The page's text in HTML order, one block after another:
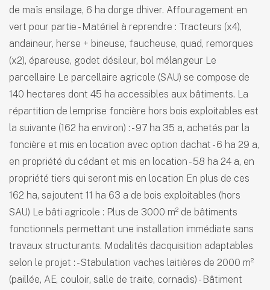
de maïs ensilage, 6 ha dorge dhiver. Affouragement en
vert pour partie - Matériel à reprendre : Tracteurs (x4),
andaineur, herse + bineuse, faucheuse, quad, remorques
(x2), épareuse, godet désileur, bol mélangeur Le
parcellaire Le parcellaire agricole (SAU) se compose de
140 hectares dont 45 ha accessibles aux bâtiments. La
répartition de lemprise foncière hors bois exploitables est
la suivante (162 ha environ) : - 97 ha 35 a, achetés par la
foncière et mis en location avec option dachat - 6 ha 29 a,
en propriété du cédant et mis en location - 58 ha 24 a, en
propriété tiers qui seront mis en location En plus de ces
162 ha, sajoutent 11 ha 63 a de bois exploitables (hors
SAU) Le bâti agricole : Plus de 3000 m² de bâtiments
fonctionnels permettant une installation immédiate sans
travaux structurants. Modalités dacquisition adaptables
selon le projet : - Stabulation vaches laitières de 2000 m²
(paillée, AE, couloir, salle de traite, cornadis) - Bâtiment